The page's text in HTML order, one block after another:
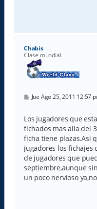
Chabis
Clase mundial
M
s
a
j
e
Jue Ago 25, 2011 12:57
Los jugadores que
fichados mas alla del
ficha tiene plazas.Asi
jugadores los fichajes
de jugadores que
septiembre,aunque
un poco nervioso